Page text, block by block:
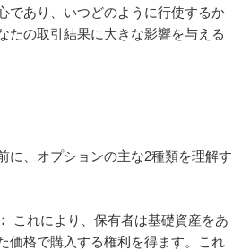
であり、いつどのように行使するか
たの取引結果に大きな影響を与える
に、オプションの主な2種類を理解す
これにより、保有者は基礎資産をあ
価格で購入する権利を得ます。これ